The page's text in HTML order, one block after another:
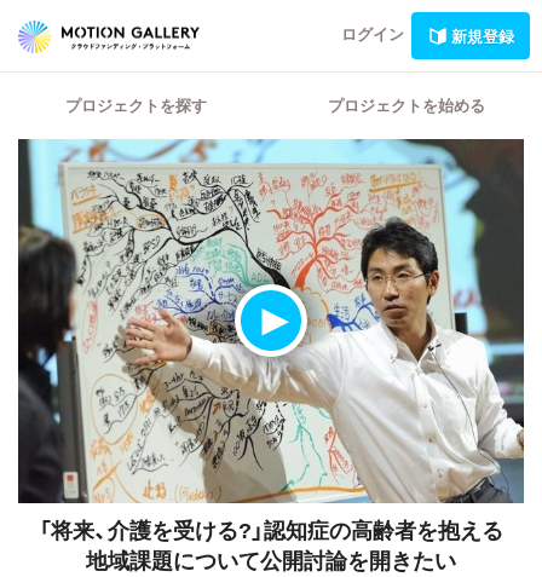
ログイン 新規登録
プロジェクトを探す プロジェクトを始める
「将来、介護を受ける?」認知症の高齢者を抱える
地域課題について公開討論を開きたい